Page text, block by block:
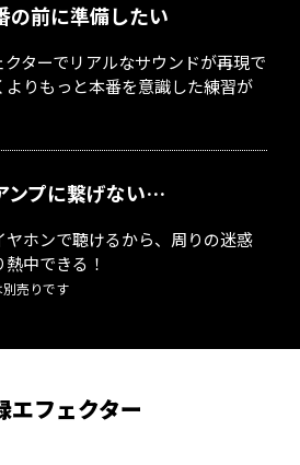
の前に準備したい
ターでリアルなサウンドが再現で
よりもっと本番を意識した練習が
ンプに繋げない…
ホンで聴けるから、周りの迷惑
中できる！
売りです
エフェクター